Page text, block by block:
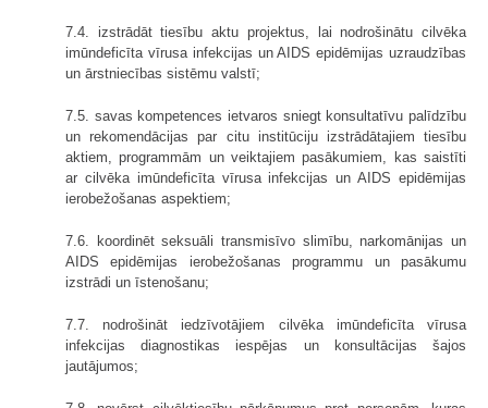
7.4. izstrādāt tiesību aktu projektus, lai nodrošinātu cilvēka
imūndeficīta vīrusa infekcijas un AIDS epidēmijas uzraudzības
un ārstniecības sistēmu valstī;
7.5. savas kompetences ietvaros sniegt konsultatīvu palīdzību
un rekomendācijas par citu institūciju izstrādātajiem tiesību
aktiem, programmām un veiktajiem pasākumiem, kas saistīti
ar cilvēka imūndeficīta vīrusa infekcijas un AIDS epidēmijas
ierobežošanas aspektiem;
7.6. koordinēt seksuāli transmisīvo slimību, narkomānijas un
AIDS epidēmijas ierobežošanas programmu un pasākumu
izstrādi un īstenošanu;
7.7. nodrošināt iedzīvotājiem cilvēka imūndeficīta vīrusa
infekcijas diagnostikas iespējas un konsultācijas šajos
jautājumos;